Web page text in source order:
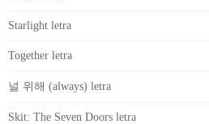
Starlight letra
Together letra
널 위해 (always) letra
Skit: The Seven Doors letra